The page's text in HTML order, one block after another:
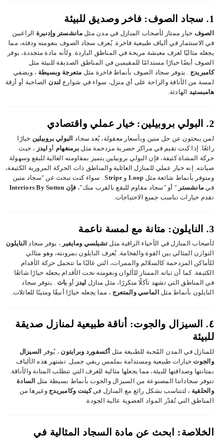
1. سجاد الصوف: فاخر وصديق للبيئة
الصوف خيار ممتاز لأصحاب المنازل في مدن مثلمانشستر وإدنبرة الراغبين
في الاستثمار في ألياف طبيعية فاخرة. يُعرف سجاد الصوف بنعومته ودفئه، مما
يجعله مثاليًا لغرف معيشة مريحة في المناطق الباردة. ولأنه مادة متجددة، يوفر
الصوف أيضًا خيارًا مستدامًا للمقيمين في المناطق الصديقة للبيئة مثل
كامبريدج . يتوفر سجاد الصوف بأنماط فاخرة مثل متعرجة وبسيطة ، ويضفي
لمسة من الأناقة والراحة على أي منزل، سواء في شوارع لندن الصاخبة أو أزقة
هامبستيد الهادئة.
2. البولي بروبيلين: خيار عملي واقتصادي
لمن يبحثون عن حل متين وبأسعار معقولة، يُعد سجاد البولي بروبيلين خيارًا
رائعًا. إذا كنت تقيم في مراكز حضرية مزدحمة مثل برمنغهام أوليدز ، حيث
حركة المشاة كثيفة، فإن البولي بروبيلين يتميز بمقاومته العالية للبقع وسهولة
صيانته. إنه خيار عملي للمنازل العائلية والمناطق ذات الحركة المرورية الكثيفة،
ومتوفر بأنماط شائعة مثل Loop وStripe. سواء كنت تبحث عن "سجاد متين
في مانشستر " أو "سجاد مقاوم للبقع بالقرب منك"، فإن Interiors By Sutton
تقدم خيارات تناسب جميع الاحتياجات.
3. النايلون: متانة مع لمسة ناعمة
لأصحاب المنازل في الأحياء الراقية مثل تشيلسي ومايفير ، يوفر سجاد النايلون
التوازن المثالي بين القوة والفخامة. يُعرف النايلون بمرونته، وهو مثالي
للأماكن المزدحمة كالسلالم والممرات، التي غالبًا ما تتحمل حركة الأقدام
الكثيفة. كما أن ثباته الممتاز للألوان ونعومته تحت الأقدام يجعله خيارًا شائعًا
في المناطق التي تشهد تآكلًا متكررًا، مثل منازل ليدز أو باث . يتوفر سجاد
النايلون بأنماط مثل الماسي والمتعرج ، مما يجعله خيارًا أنيقًا ومتينًا للعائلات.
٤. السيزال والجوت: أناقة طبيعية لمنازل صديقة
للبيئة
للمنازل في المدن المُحبة للطبيعة مثل أكسفورد وبرايتون ، يُوفر السيزال
والجوتخيارات طبيعية ومستدامة بملمس ريفي جميل. تشتهر هذه الألياف
بمتانتها وصداقتها للبيئة، مما يجعلها مثالية للغرف التي تتطلب المتانة والأناقة.
تتوفر سجاداتنا المصنوعة من السيزال والجوت بأنماط بسيطة مثل السادة
والحلقية ، لتتناسب بشكل رائع مع المنازل فيكينت وكامبريدج وغيرها من
المناطق التي تُقدّر المواد العضوية عالية الجودة.
الخلاصة: ابحث عن مادة السجاد المثالية في